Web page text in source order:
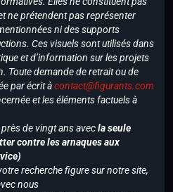
ne prétendent pas représenter
ni des supports
Ces visuels sont utilisés dans
et d’information sur les projets
Toute demande de retrait ou de
par écrit àcontact@figurants.com
et les éléments factuels à
de vingt ans avecla seule
contre les arnaques aux
recherche figure sur notre site,
nous